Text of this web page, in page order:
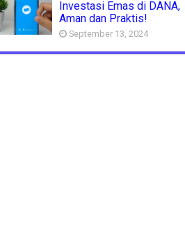
Investasi Emas di DANA,
Aman dan Praktis!
September 13, 2024